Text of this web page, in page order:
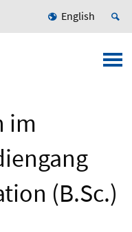
English
im
(B.Sc.)